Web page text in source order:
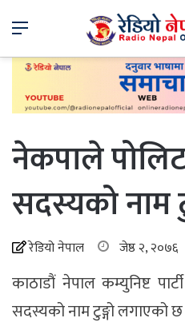
Menu
नेकपाले
सदस्यको नाम
रेडियो नेपाल जेष्ठ २, २०७६
काठाडौं नेपाल कम्युनिष्ट
सदस्यको नाम टुङ्गो लगाएको छ